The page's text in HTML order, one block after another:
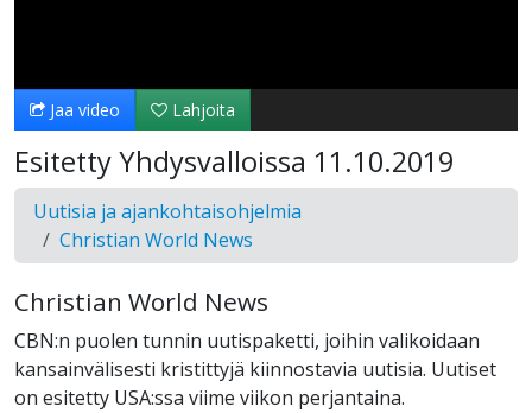
Jaa video Lahjoita
Esitetty Yhdysvalloissa 11.10.2019
Uutisia ja ajankohtaisohjelmia
Christian World News
Christian World News
CBN:n puolen tunnin uutispaketti, joihin valikoidaan
kansainvälisesti kristittyjä kiinnostavia uutisia. Uutiset
on esitetty USA:ssa viime viikon perjantaina.